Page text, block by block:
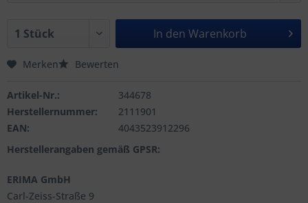
In den Warenkorb
Merken Bewerten
Artikel-Nr.:
344678
Herstellernummer:
2111901
EAN:
4043523912296
Herstellerangaben gemäß GPSR:
ERIMA GmbH
Carl-Zeiss-Straße 9